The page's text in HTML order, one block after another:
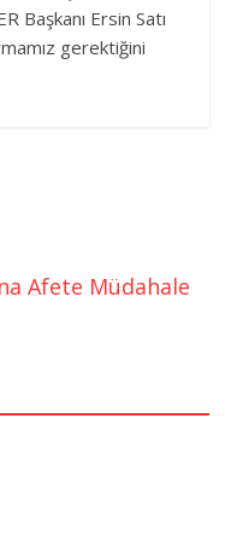
Başkanı Ersin Satı
gerektiğini
Afete Müdahale